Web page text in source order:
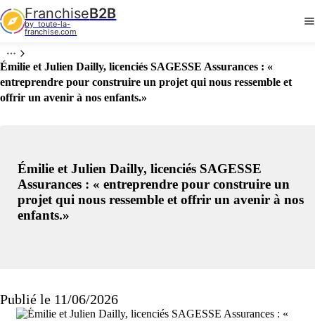
FranchiseB2B
by  toute-la-
franchise.com
Émilie et Julien Dailly, licenciés SAGESSE Assurances : «
entreprendre pour construire un projet qui nous ressemble et
offrir un avenir à nos enfants.»
Émilie et Julien Dailly, licenciés SAGESSE
Assurances : « entreprendre pour construire un
projet qui nous ressemble et offrir un avenir à nos
enfants.»
Publié le 11/06/2026